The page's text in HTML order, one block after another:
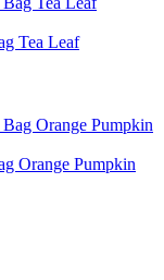
Tea Leaf
Orange Pumpkin